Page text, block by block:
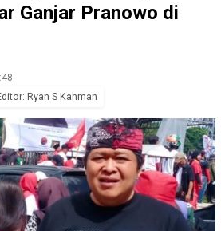
Ganjar Pranowo di
Ryan S Kahman